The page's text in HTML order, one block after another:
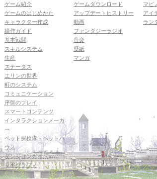
ゲーム紹介
ゲームのはじめかた
キャラクター作成
操作ガイド
基本戦闘
スキルシステム
生産
ステータス
エリンの世界
町のシステム
コミュニケーション
序盤のプレイ
スマートコンテンツ
インタラクションメーカ
ー
ペット探検隊・ペットハ
ウス
ダンジョンガイド
マギグラフィ
ゲームダウンロード
アップデートヒストリー
動画
ファンタジーラジオ
音楽
壁紙
マンガ
マビ
アイ
ラン